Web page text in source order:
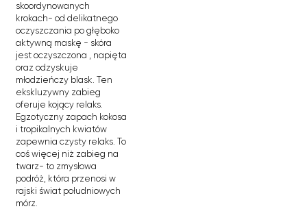
skoordynowanych
krokach- od delikatnego
oczyszczania po głęboko
aktywną maskę - skóra
jest oczyszczona , napięta
oraz odzyskuje
młodzieńczy blask. Ten
ekskluzywny zabieg
oferuje kojący relaks.
Egzotyczny zapach kokosa
i tropikalnych kwiatów
zapewnia czysty relaks. To
coś więcej niż zabieg na
twarz- to zmysłowa
podróż, która przenosi w
rajski świat południowych
mórz.